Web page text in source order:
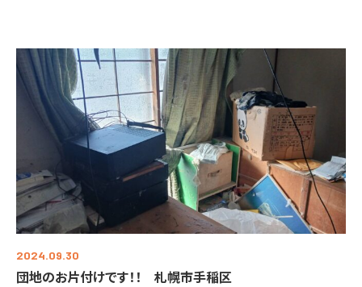
2024.09.30
団地のお片付けです！！ 札幌市手稲区